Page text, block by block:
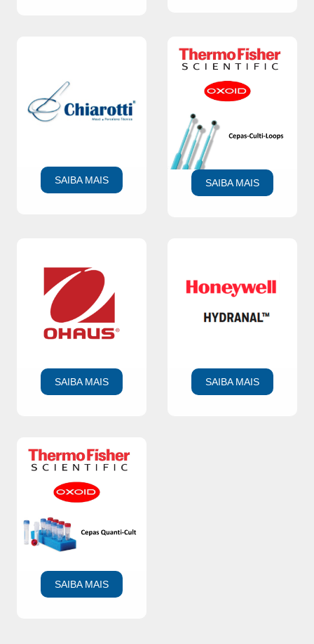
SAIBA MAIS SAIBA MAIS
SAIBA MAIS SAIBA MAIS
SAIBA MAIS